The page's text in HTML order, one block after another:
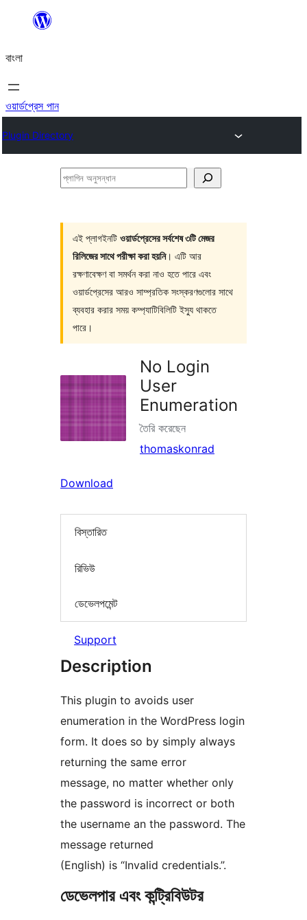
যান
বাংলা
ওয়ার্ডপ্রেস পান
Plugin Directory
প্লাগিন
এই প্লাগইনটি ওয়ার্ডপ্রেসের সর্বশেষ ৩টি মেজর
রিলিজের সাথে পরীক্ষা করা হয়নি। এটি আর
রক্ষণাবেক্ষণ বা সমর্থন করা নাও হতে পারে এবং
ওয়ার্ডপ্রেসের আরও সাম্প্রতিক সংস্করণগুলোর সাথে
ব্যবহার করার সময় কম্প্যাটিবিলিটি ইস্যু থাকতে
পারে।
No Login
User
Enumeration
তৈরি করেছেন
thomaskonrad
Download
বিস্তারিত
রিভিউ
ডেভেলপমেন্ট
Support
Description
This plugin to avoids user
enumeration in the WordPress login
form. It does so by simply always
returning the same error
message, no matter whether only
the password is incorrect or both
the username an the password. The
message returned
(English) is “Invalid credentials.”.
ডেভেলপার এবং কন্ট্রিবিউটর